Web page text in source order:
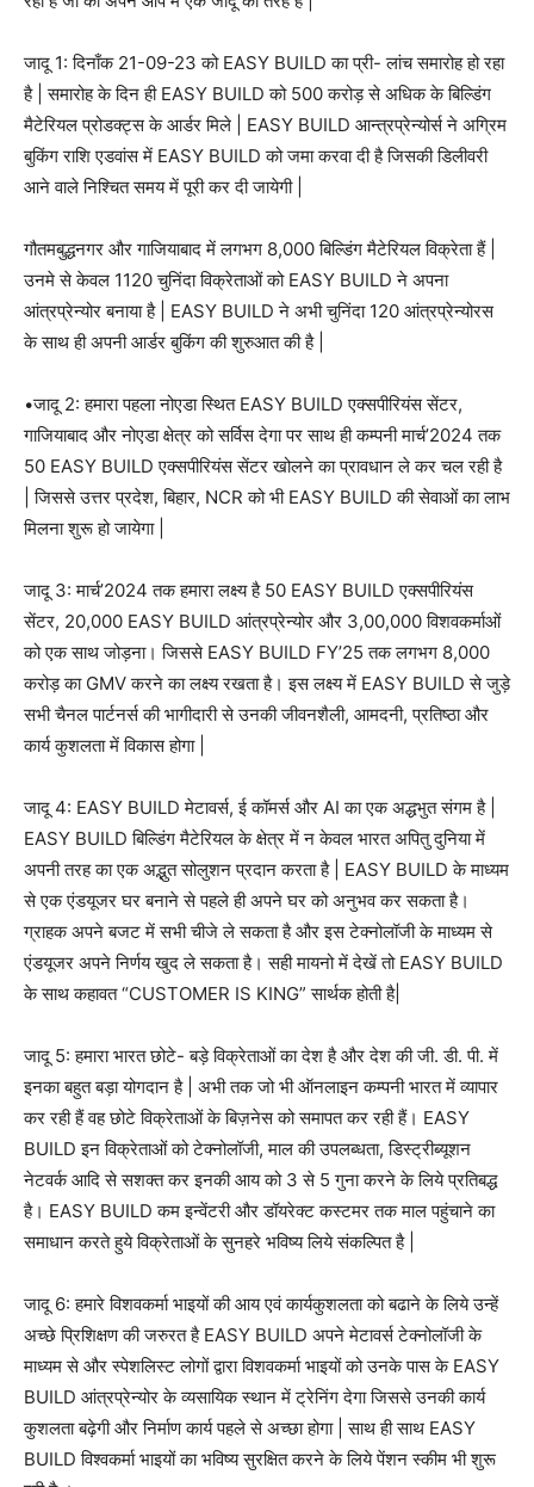
जादू 1: दिनाँक 21-09-23 को EASY BUILD का प्री- लांच समारोह हो रहा
है | समारोह के दिन ही EASY BUILD को 500 करोड़ से अधिक के बिल्डिंग
मैटेरियल प्रोडक्ट्स के आर्डर मिले | EASY BUILD आन्त्रप्रेन्योर्स ने अग्रिम
बुकिंग राशि एडवांस में EASY BUILD को जमा करवा दी है जिसकी डिलीवरी
आने वाले निश्चित समय में पूरी कर दी जायेगी |
गौतमबुद्धनगर और गाजियाबाद में लगभग 8,000 बिल्डिंग मैटेरियल विक्रेता हैं |
उनमे से केवल 1120 चुनिंदा विक्रेताओं को EASY BUILD ने अपना
आंत्रप्रेन्योर बनाया है | EASY BUILD ने अभी चुनिंदा 120 आंत्रप्रेन्योरस
के साथ ही अपनी आर्डर बुकिंग की शुरुआत की है |
•जादू 2: हमारा पहला नोएडा स्थित EASY BUILD एक्सपीरियंस सेंटर,
गाजियाबाद और नोएडा क्षेत्र को सर्विस देगा पर साथ ही कम्पनी मार्च’2024 तक
50 EASY BUILD एक्सपीरियंस सेंटर खोलने का प्रावधान ले कर चल रही है
| जिससे उत्तर प्रदेश, बिहार, NCR को भी EASY BUILD की सेवाओं का लाभ
मिलना शुरू हो जायेगा |
जादू 3: मार्च’2024 तक हमारा लक्ष्य है 50 EASY BUILD एक्सपीरियंस
सेंटर, 20,000 EASY BUILD आंत्रप्रेन्योर और 3,00,000 विशवकर्माओं
को एक साथ जोड़ना। जिससे EASY BUILD FY’25 तक लगभग 8,000
करोड़ का GMV करने का लक्ष्य रखता है। इस लक्ष्य में EASY BUILD से जुड़े
सभी चैनल पार्टनर्स की भागीदारी से उनकी जीवनशैली, आमदनी, प्रतिष्ठा और
कार्य कुशलता में विकास होगा |
जादू 4: EASY BUILD मेटावर्स, ई कॉमर्स और AI का एक अद्धभुत संगम है |
EASY BUILD बिल्डिंग मैटेरियल के क्षेत्र में न केवल भारत अपितु दुनिया में
अपनी तरह का एक अद्भुत सोलुशन प्रदान करता है | EASY BUILD के माध्यम
से एक एंडयूजर घर बनाने से पहले ही अपने घर को अनुभव कर सकता है।
ग्राहक अपने बजट में सभी चीजे ले सकता है और इस टेक्नोलॉजी के माध्यम से
एंडयूजर अपने निर्णय खुद ले सकता है। सही मायनो में देखें तो EASY BUILD
के साथ कहावत “CUSTOMER IS KING” सार्थक होती है|
जादू 5: हमारा भारत छोटे- बड़े विक्रेताओं का देश है और देश की जी. डी. पी. में
इनका बहुत बड़ा योगदान है | अभी तक जो भी ऑनलाइन कम्पनी भारत में व्यापार
कर रही हैं वह छोटे विक्रेताओं के बिज़नेस को समापत कर रही हैं। EASY
BUILD इन विक्रेताओं को टेक्नोलॉजी, माल की उपलब्धता, डिस्ट्रीब्यूशन
नेटवर्क आदि से सशक्त कर इनकी आय को 3 से 5 गुना करने के लिये प्रतिबद्ध
है। EASY BUILD कम इन्वेंटरी और डॉयरेक्ट कस्टमर तक माल पहुंचाने का
समाधान करते हुये विक्रेताओं के सुनहरे भविष्य लिये संकल्पित है |
जादू 6: हमारे विशवकर्मा भाइयों की आय एवं कार्यकुशलता को बढाने के लिये उन्हें
अच्छे प्रिशिक्षण की जरुरत है EASY BUILD अपने मेटावर्स टेक्नोलॉजी के
माध्यम से और स्पेशलिस्ट लोगों द्वारा विशवकर्मा भाइयों को उनके पास के EASY
BUILD आंत्रप्रेन्योर के व्यसायिक स्थान में ट्रेनिंग देगा जिससे उनकी कार्य
कुशलता बढ़ेगी और निर्माण कार्य पहले से अच्छा होगा | साथ ही साथ EASY
BUILD विश्वकर्मा भाइयों का भविष्य सुरक्षित करने के लिये पेंशन स्कीम भी शुरू